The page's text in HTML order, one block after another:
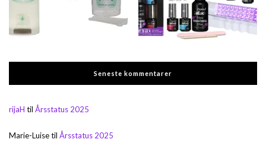
Seneste kommentarer
rijaH til Årsstatus 2025
Marie-Luisetil Årsstatus 2025